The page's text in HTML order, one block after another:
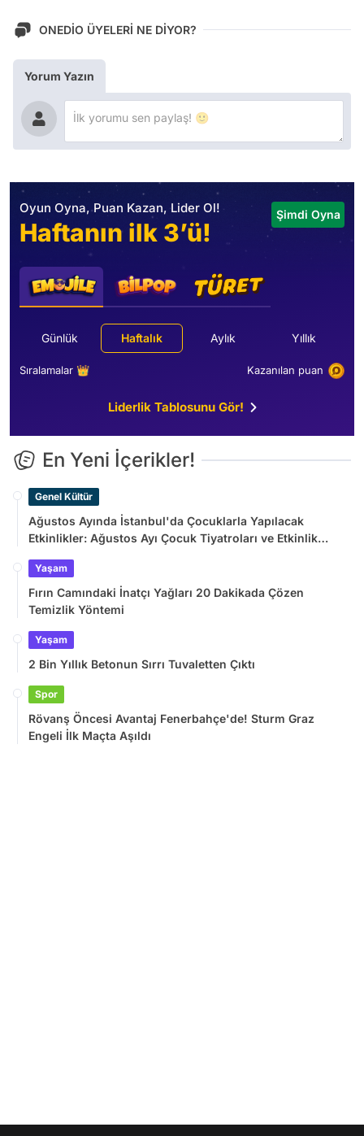
ONEDİO ÜYELERİ NE DİYOR?
Yorum Yazın
Oyun Oyna, Puan Kazan, Lider Ol!
Haftanın ilk 3’ü!
Şimdi Oyna
Günlük Haftalık Aylık Yıllık
Sıralamalar 👑 Kazanılan puan
Liderlik Tablosunu Gör!
En Yeni İçerikler!
Genel Kültür
Ağustos Ayında İstanbul'da Çocuklarla Yapılacak
Etkinlikler: Ağustos Ayı Çocuk Tiyatroları ve Etkinlik
Yaşam
Fırın Camındaki İnatçı Yağları 20 Dakikada Çözen
Temizlik Yöntemi
Yaşam
2 Bin Yıllık Betonun Sırrı Tuvaletten Çıktı
Spor
Rövanş Öncesi Avantaj Fenerbahçe'de! Sturm Graz
Engeli İlk Maçta Aşıldı